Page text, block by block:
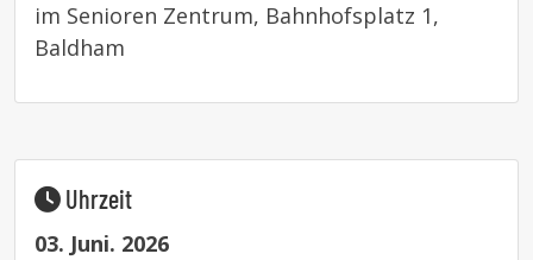
im Senioren Zentrum, Bahnhofsplatz 1,
Baldham
Uhrzeit
03. Juni. 2026